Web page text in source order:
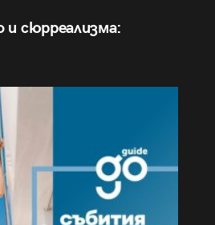
сюрреализма: